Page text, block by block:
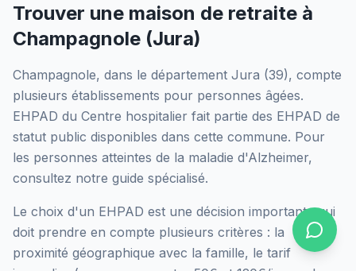
Trouver une maison de retraite à
Champagnole (Jura)
Champagnole, dans le département Jura (39), compte
plusieurs établissements pour personnes âgées.
EHPAD du Centre hospitalier fait partie des EHPAD de
statut public disponibles dans cette commune. Pour
les personnes atteintes de la maladie d'Alzheimer,
consultez notre guide spécialisé.
Le choix d'un EHPAD est une décision importante qui
doit prendre en compte plusieurs critères : la
proximité géographique avec la famille, le tarif